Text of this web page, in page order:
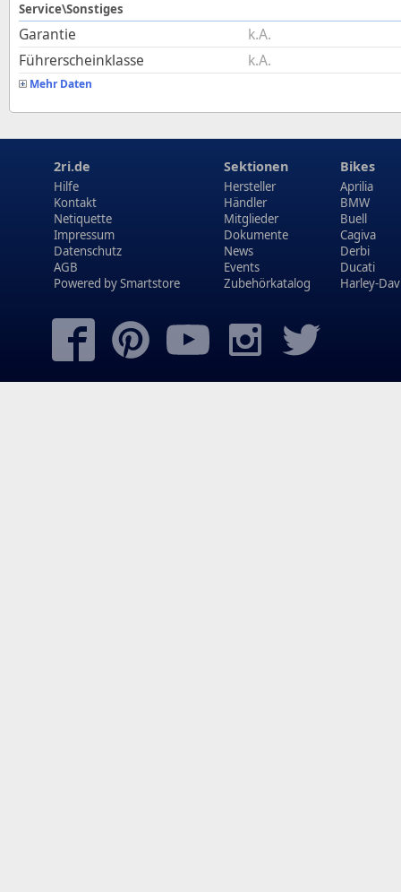
Service\Sonstiges
Garantie
k.A.
Führerscheinklasse
k.A.
Mehr Daten
2ri.de
Hilfe
Kontakt
Netiquette
Impressum
Datenschutz
AGB
Powered bySmartstore
Sektionen
Hersteller
Händler
Mitglieder
Dokumente
News
Events
Zubehörkatalog
Bikes
Aprilia
BMW
Buell
Cagiva
Derbi
Ducati
Harley-